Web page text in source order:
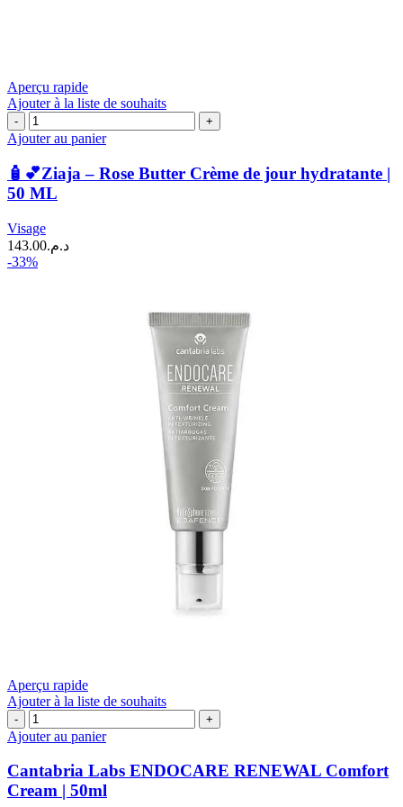
Aperçu rapide
Ajouter à la liste de souhaits
quantité
de
💕
Ziaja
–
Butter
Crème
de
Ajouter au panier
🧴💕Ziaja – Rose Butter Crème de jour hydratante |
50 ML
Visage
د.م.143.00
-33%
Aperçu rapide
Ajouter à la liste de souhaits
quantité
de
Cantabria
Labs
ENDOCARE
RENEWAL
Ajouter au panier
Cantabria Labs ENDOCARE RENEWAL Comfort
Cream | 50ml